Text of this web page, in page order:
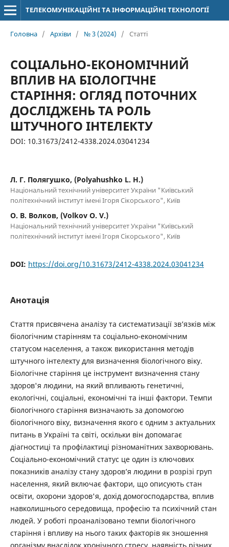
ТЕЛЕКОМУНІКАЦІЙНІ ТА ІНФОРМАЦІЙНІ ТЕХНОЛОГІЇ
Головна / Архіви / № 3 (2024) / Статті
СОЦІАЛЬНО-ЕКОНОМІЧНИЙ
ВПЛИВ НА БІОЛОГІЧНЕ
СТАРІННЯ: ОГЛЯД ПОТОЧНИХ
ДОСЛІДЖЕНЬ ТА РОЛЬ
ШТУЧНОГО ІНТЕЛЕКТУ
DOI: 10.31673/2412-4338.2024.03041234
Л. Г. Полягушко, (Polyahushko L. H.)
Національний технічний університет України "Київський
політехнічний інститут імені Ігоря Сікорського", Київ
О. В. Волков, (Volkov O. V.)
Національний технічний університет України "Київський
політехнічний інститут імені Ігоря Сікорського", Київ
DOI: https://doi.org/10.31673/2412-4338.2024.03041234
Анотація
Стаття присвячена аналізу та систематизації зв’язків між
біологічним старінням та соціально-економічним
статусом населення, а також використання методів
штучного інтелекту для визначення біологічного віку.
Біологічне старіння це інструмент визначення стану
здоров'я людини, на який впливають генетичні,
екологічні, соціальні, економічні та інші фактори. Темпи
біологічного старіння визначають за допомогою
біологічного віку, визначення якого є одним з актуальних
питань в Україні та світі, оскільки він допомагає
діагностиці та профілактиці різноманітних захворювань.
Соціально-економічний статус це один із ключових
показників аналізу стану здоров’я людини в розрізі груп
населення, який включає фактори, що описують стан
освіти, охорони здоров'я, дохід домогосподарства, вплив
навколишнього середовища, професію та психічний стан
людей. У роботі проаналізовано темпи біологічного
старіння і впливу на нього таких факторів як зношення